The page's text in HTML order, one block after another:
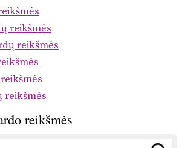
reikšmės
reikšmės
reikšmės
reikšmės